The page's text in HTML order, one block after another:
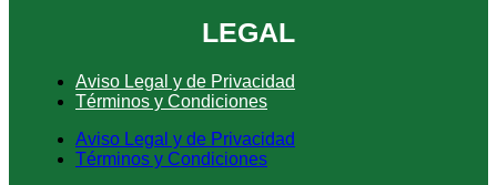
LEGAL
Aviso Legal y de Privacidad
Términos y Condiciones
Aviso Legal y de Privacidad
Términos y Condiciones